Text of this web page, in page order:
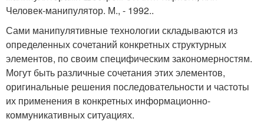
Человек-манипулятор. М., - 1992..
Сами манипулятивные технологии складываются из
определенных сочетаний конкретных структурных
элементов, по своим специфическим закономерностям.
Могут быть различные сочетания этих элементов,
оригинальные решения последовательности и частоты
их применения в конкретных информационно-
коммуникативных ситуациях.